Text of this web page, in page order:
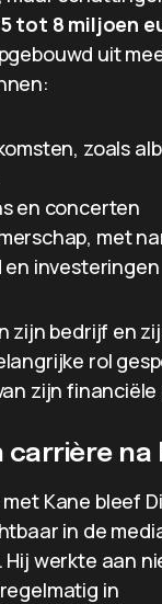
5 tot 8 miljoen
uit
zoals
en concerten
met
en investeringen
zijn bedrijf en
rol
zijn financiële
carrière na
Kane bleef
in de
Hij werkte aan
in